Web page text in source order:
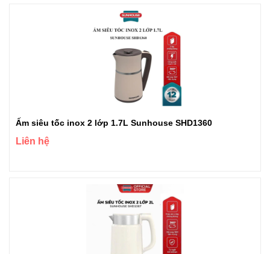
Ấm siêu tốc inox 2 lớp 1.7L Sunhouse SHD1360
Liên hệ